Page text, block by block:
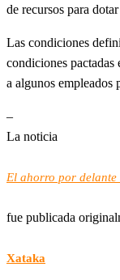
de recursos para
Las condiciones
condiciones
a algunos empleados
–
La noticia
El ahorro por
fue publicada
Xataka